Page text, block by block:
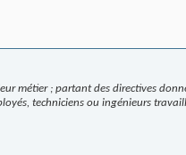
métier ; partant des directives
techniciens ou ingénieurs